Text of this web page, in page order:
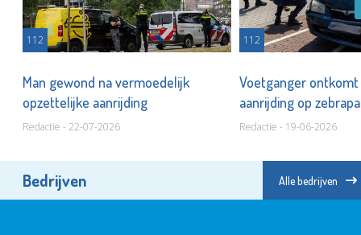
112
Man gewond na vermoedelijk
opzettelijke aanrijding
Redactie - 22-07-2026
112
Voetganger
aanrijding op
Redactie - 19-06-2026
Bedrijven Alle bedrijven